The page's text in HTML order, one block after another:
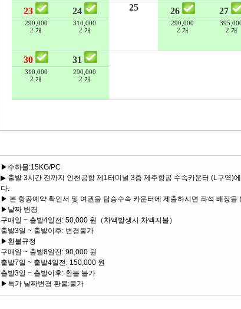
▶수하물:15KG/PC
▶ 출발 3시간 전까지 인천공항 제1터미널 3층 제주항공 수속카운터 (L구역)
다.
▶ 본 항공예약 확인서 및 여권을 탑승수속 카운터에 제출하시면 좌석 배정을
▶날짜 변경
구매일 ~ 출발4일전: 50,000 원（차액발생시 차액지불）
출발3일 ~ 출발이후: 변경불가
▶환불규정
구매일 ~ 출발8일전: 90,000 원
출발7일 ~ 출발4일전: 150,000 원
출발3일 ~ 출발이후: 환불 불가
▶특가 날짜변경 환불:불가